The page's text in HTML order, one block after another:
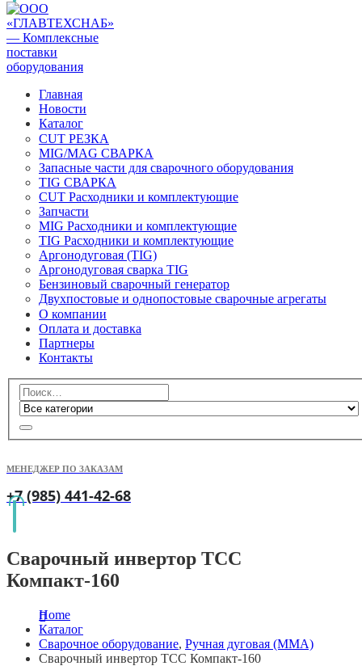
Главная
Новости
Каталог
CUT РЕЗКА
MIG/MAG СВАРКА
Запасные части для сварочного оборудования
TIG СВАРКА
CUT Расходники и комплектующие
Запчасти
MIG Расходники и комплектующие
TIG Расходники и комплектующие
Аргонодуговая (TIG)
Аргонодуговая сварка TIG
Бензиновый сварочный генератор
Двухпостовые и однопостовые сварочные агрегаты
О компании
Оплата и доставка
Партнеры
Контакты
МЕНЕДЖЕР ПО ЗАКАЗАМ
+7 (985) 441-42-68
Сварочный инвертор ТСС
Компакт-160
Home
Каталог
Сварочное оборудование, Ручная дуговая (MMA)
Сварочный инвертор ТСС Компакт-160